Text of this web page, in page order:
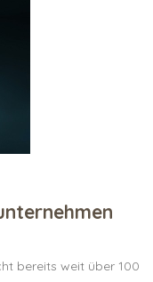
bereits weit über 100